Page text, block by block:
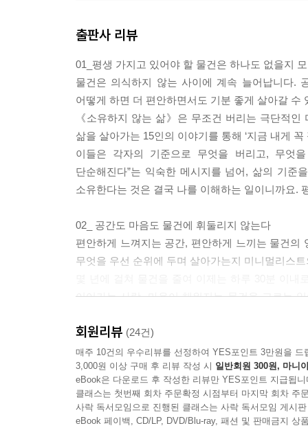
출판사 리뷰
01_평생 가지고 있어야 할 물건은 하나도 없을지
물건은 의식하지 않는 사이에 계속 늘어납니다.
어떻게 하면 더 편안하면서도 기분 좋게 살아갈 수
《소유하지 않는 삶》은 무조건 버리는 극단적
삶을 살아가는 15인의 이야기를 통해 ‘지금 내게
이들은 각자의 기준으로 무엇을 버리고, 무엇
단순해진다”는 익숙한 메시지를 넘어, 삶의 기준
소유한다는 것은 결국 나를 이해하는 일이니까요.
02_ 공간도 마음도 물건에 휘둘리지 않는다
편안하게 느껴지는 공간, 편안하게 느끼는 물건
무엇을 우선 순위에 두며 살아가는지 미니멀리스
이어가는 사람, 마음이 채워지는 물건을 고르는
03_미니멀리스트의 비움 히스토리
《소유하지 않는 삶》은 물건을 줄이는 방법만 이
된 생각들까지 SNS에 올린 일상만으로는 알 수 없
물건의 90%를 비워낸 후에야 부정적인 생각과
하루하루가 특별하게 느껴졌다는 이야기, 미니멀
회원리뷰 (24건)
매주 10건의 우수리뷰를 선정하여 YES포인트 3만원을 드
3,000원 이상 구매 후 리뷰 작성 시 일반회원 300원, 마니
eBook은 다운로드 후 작성한 리뷰만 YES포인트 지급됩니
클래스는 첫번째 회차 주문확정 시점부터 마지막 회차 주
사락 독서모임으로 진행된 클래스는 사락 독서모임 게시
eBook 페이백, CD/LP, DVD/Blu-ray, 패션 및 판매금지 상